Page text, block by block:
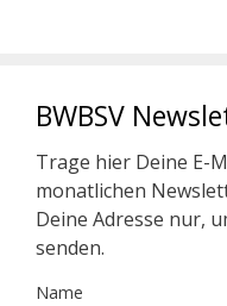
BWBSV
Trage hier Deine E-
monatlichen
Deine Adresse nur,
senden.
Name